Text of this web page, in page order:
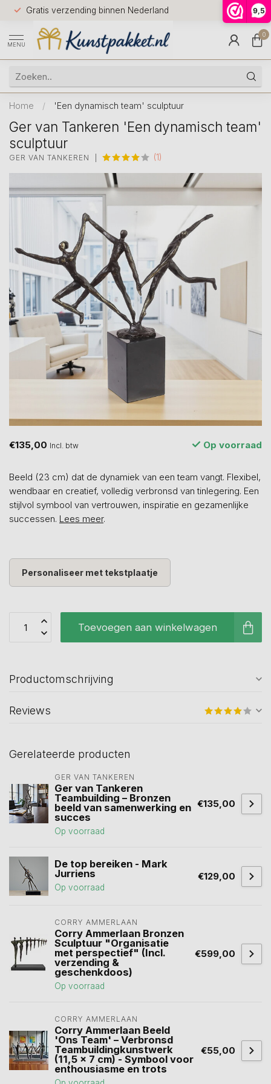
9,5
Gratis verzending binnen Nederland
Voor
huis
9.5
MENU
0
Home / 'Een dynamisch team' sculptuur
Ger van Tankeren 'Een dynamisch team'
sculptuur
GER VAN TANKEREN (1)
€135,00 Incl. btw Op voorraad
Beeld (23 cm) dat de dynamiek van een team vangt. Flexibel,
wendbaar en creatief, volledig verbronsd van tinlegering. Een
stijlvol symbool van vertrouwen, inspiratie en gezamenlijke
successen. Lees meer.
Personaliseer met tekstplaatje
Toevoegen aan winkelwagen
Productomschrijving
Reviews
Gerelateerde producten
GER VAN TANKEREN
Ger van Tankeren
Teambuilding – Bronzen
beeld van samenwerking en
succes
Op voorraad
€135,00
De top bereiken - Mark
Jurriens
Op voorraad
€129,00
CORRY AMMERLAAN
Corry Ammerlaan Bronzen
Sculptuur "Organisatie
met perspectief" (Incl.
verzending &
geschenkdoos)
Op voorraad
€599,00
CORRY AMMERLAAN
Corry Ammerlaan Beeld
'Ons Team' – Verbronsd
Teambuildingkunstwerk
(11,5 x 7 cm) - Symbool voor
enthousiasme en trots
€55,00